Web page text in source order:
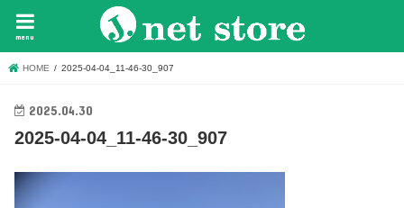
menu
HOME 2025-04-04_11-46-30_907
2025.04.30
2025-04-04_11-46-30_907